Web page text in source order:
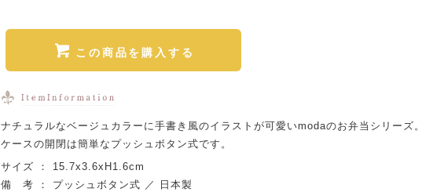
この商品を購入する
ナチュラルなベージュカラーに手書き風のイラストが可愛いmodaのお弁当シリーズ。
ケースの開閉は簡単なプッシュボタン式です。
サイズ ： 15.7x3.6xH1.6cm
備 考 ： プッシュボタン式 ／ 日本製